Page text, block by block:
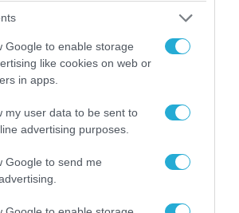
Google to enable storage
like cookies on web or
in apps.
my user data to be sent to
advertising purposes.
Google to send me
«τέλειωσε» τον
από τον ΣΚΑΪ – Ο λόγος της